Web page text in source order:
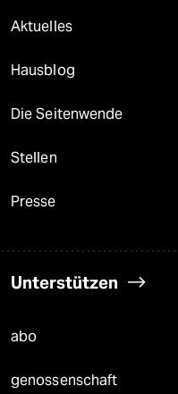
Aktuelles
Hausblog
Die Seitenwende
Stellen
Presse
Unterstützen
abo
genossenschaft